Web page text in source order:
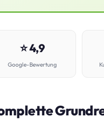
⭐ 4,9
Google-Bewertung